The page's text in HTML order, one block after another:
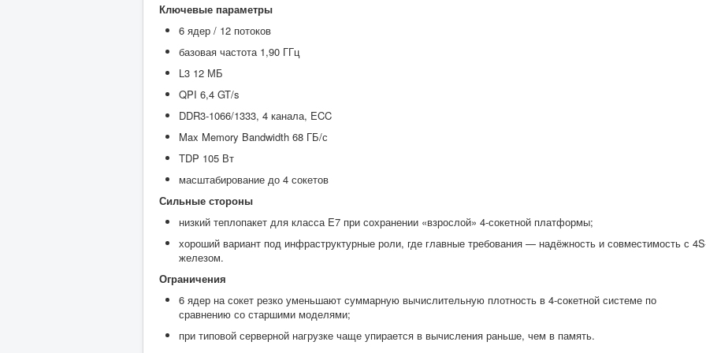
Ключевые параметры
6 ядер / 12 потоков
базовая частота 1,90 ГГц
L3 12 МБ
QPI 6,4 GT/s
DDR3-1066/1333, 4 канала, ECC
Max Memory Bandwidth 68 ГБ/с
TDP 105 Вт
масштабирование до 4 сокетов
Сильные стороны
низкий теплопакет для класса E7 при сохранении «взрослой» 4-сокетной платформы;
хороший вариант под инфраструктурные роли, где главные требования — надёжность и совместимость с
железом.
Ограничения
6 ядер на сокет резко уменьшают суммарную вычислительную плотность в 4-сокетной системе по
сравнению со старшими моделями;
при типовой серверной нагрузке чаще упирается в вычисления раньше, чем в память.